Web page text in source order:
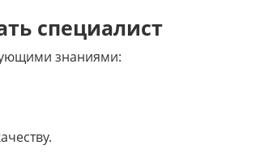
специалист
знаниями: